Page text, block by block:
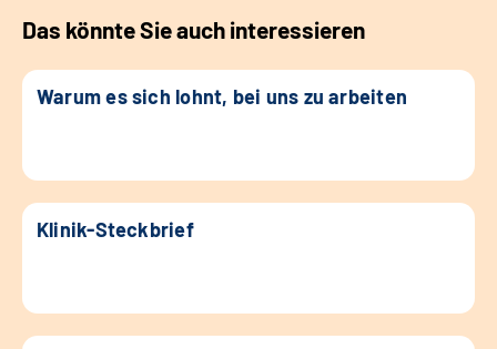
Das könnte Sie auch interessieren
Warum es sich lohnt, bei uns zu arbeiten
Klinik-Steckbrief